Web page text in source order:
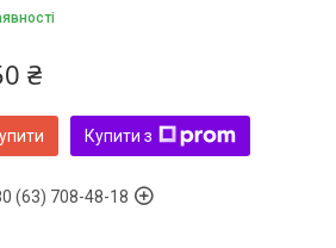
₴
Купити з
(63) 708-48-18